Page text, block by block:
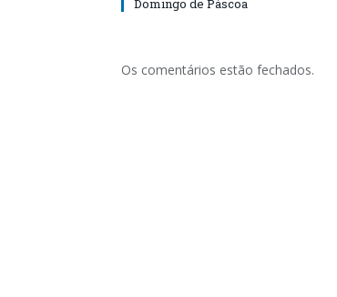
Os comentários estão fechados.